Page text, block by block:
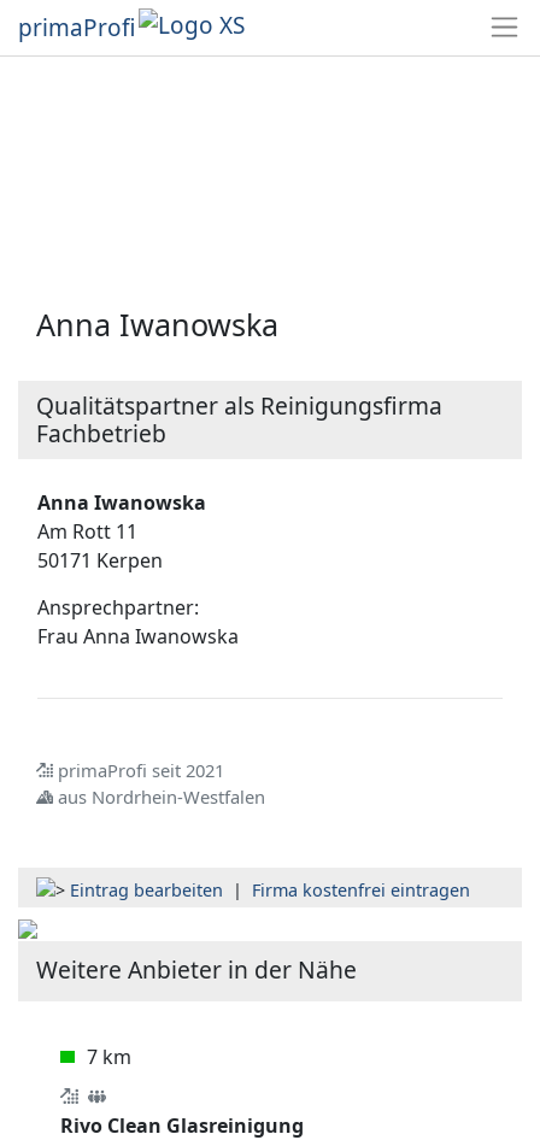
primaProfi
Anna Iwanowska
Qualitätspartner als Reinigungsfirma
Fachbetrieb
Anna Iwanowska
Am Rott 11
50171 Kerpen
Ansprechpartner:
Frau Anna Iwanowska
primaProfi seit 2021
aus Nordrhein-Westfalen
Eintrag bearbeiten | Firma kostenfrei eintragen
Weitere Anbieter in der Nähe
7 km
Rivo Clean Glasreinigung